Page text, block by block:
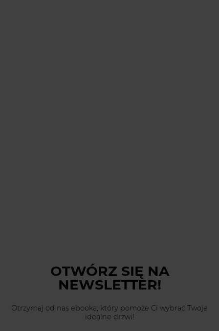
OTWÓRZ SIĘ NA
NEWSLETTER!
Otrzymaj od nas ebooka, który pomoże Ci wybrać Twoje
idealne drzwi!